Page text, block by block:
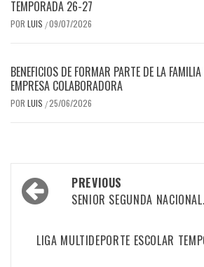
TEMPORADA 26-27
POR LUIS /09/07/2026
BENEFICIOS DE FORMAR PARTE DE LA
EMPRESA COLABORADORA
POR LUIS /25/06/2026
Post
navigation
PREVIOUS
SENIOR SEGUNDA NACIONAL.
LIGA MULTIDEPORTE ESCOLAR